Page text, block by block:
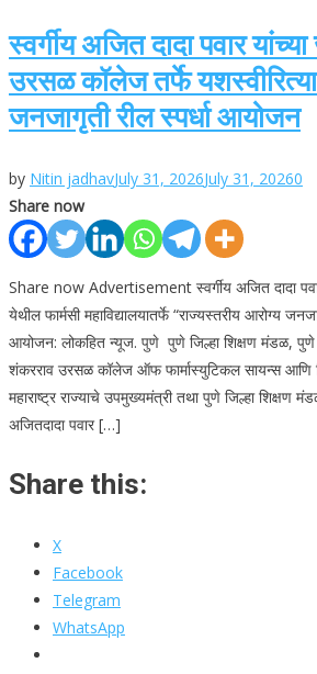
स्वर्गीय अजित दादा पवार
उरसळ कॉलेज तर्फे
जनजागृती रील स्पर्धा आयोजन
by Nitin jadhavJuly 31, 2026July 31, 20260
Share now
Share now Advertisement स्वर्गीय अजित दादा पवार
येथील फार्मसी महाविद्यालयातर्फे “राज्यस्तरीय आरोग्य
आयोजन: लोकहित न्यूज. पुणे पुणे जिल्हा शिक्षण मंडळ, पुणे
शंकरराव उरसळ कॉलेज ऑफ फार्मास्युटिकल सायन्स आणि
महाराष्ट्र राज्याचे उपमुख्यमंत्री तथा पुणे जिल्हा शिक्षण
अजितदादा पवार […]
Share this:
X
Facebook
Telegram
WhatsApp